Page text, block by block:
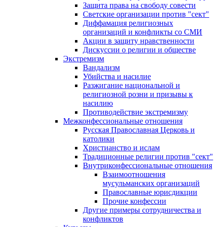
Защита права на свободу совести
Светские организации против "сект"
Диффамация религиозных
организаций и конфликты со СМИ
Акции в защиту нравственности
Дискуссии о религии и обществе
Экстремизм
Вандализм
Убийства и насилие
Разжигание национальной и
религиозной розни и призывы к
насилию
Противодействие экстремизму
Межконфессиональные отношения
Русская Православная Церковь и
католики
Христианство и ислам
Традиционные религии против "сект"
Внутриконфессиональные отношения
Взаимоотношения
мусульманских организаций
Православные юрисдикции
Прочие конфессии
Другие примеры сотрудничества и
конфликтов